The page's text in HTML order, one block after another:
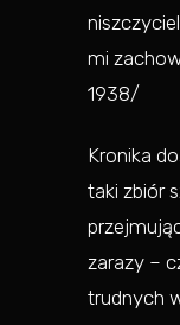
mi
1938/
Kronika
taki zbiór
zarazy –
trudnych